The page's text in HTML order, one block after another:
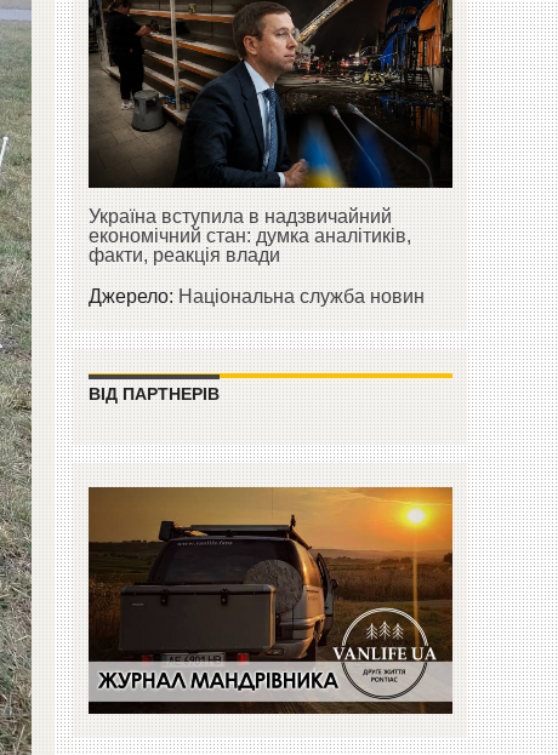
Україна вступила в надзвичайний
економічний стан: думка аналітиків,
факти, реакція влади
Джерело:Національна служба новин
ВІД ПАРТНЕРІВ